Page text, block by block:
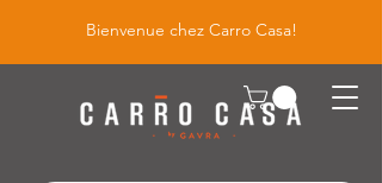
Bienvenue chez Carro Casa!